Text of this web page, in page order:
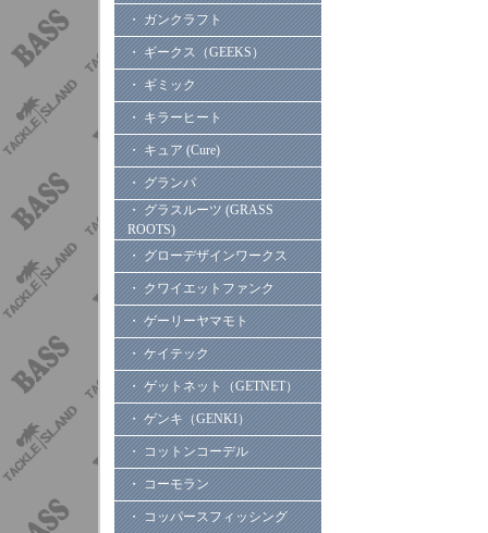
・ ガンクラフト
・ ギークス（GEEKS）
・ ギミック
・ キラーヒート
・ キュア (Cure)
・ グランパ
・ グラスルーツ (GRASS
ROOTS)
・ グローデザインワークス
・ クワイエットファンク
・ ゲーリーヤマモト
・ ケイテック
・ ゲットネット（GETNET）
・ ゲンキ（GENKI）
・ コットンコーデル
・ コーモラン
・ コッパースフィッシング